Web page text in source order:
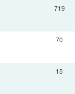
719
70
15